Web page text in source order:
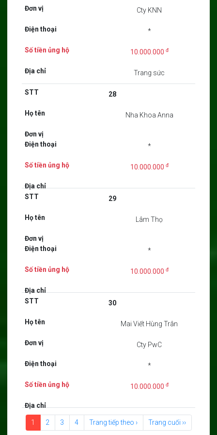
Cty KNN
*
10.000.000 đ
Trang sức
28
Nha Khoa Anna
*
10.000.000 đ
29
Lâm Thọ
*
10.000.000 đ
30
Mai Viết Hùng Trân
Cty PwC
*
10.000.000 đ
1 2 3 4 Trang tiếp theo › Trang cuối ››